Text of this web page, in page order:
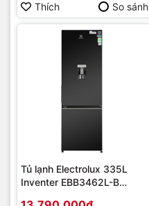
Thích So sánh
Tủ lạnh Electrolux 335L
Inventer EBB3462L-B